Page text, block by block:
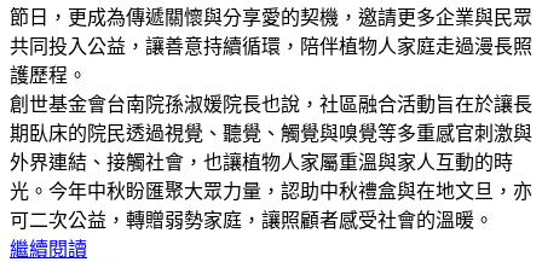
節日，更成為傳遞關懷與分享愛的契機，邀請更多企業與民眾
共同投入公益，讓善意持續循環，陪伴植物人家庭走過漫長照
護歷程。
創世基金會台南院孫淑媛院長也說，社區融合活動旨在於讓長
期臥床的院民透過視覺、聽覺、觸覺與嗅覺等多重感官刺激與
外界連結、接觸社會，也讓植物人家屬重溫與家人互動的時
光。今年中秋盼匯聚大眾力量，認助中秋禮盒與在地文旦，亦
可二次公益，轉贈弱勢家庭，讓照顧者感受社會的溫暖。
繼續閱讀